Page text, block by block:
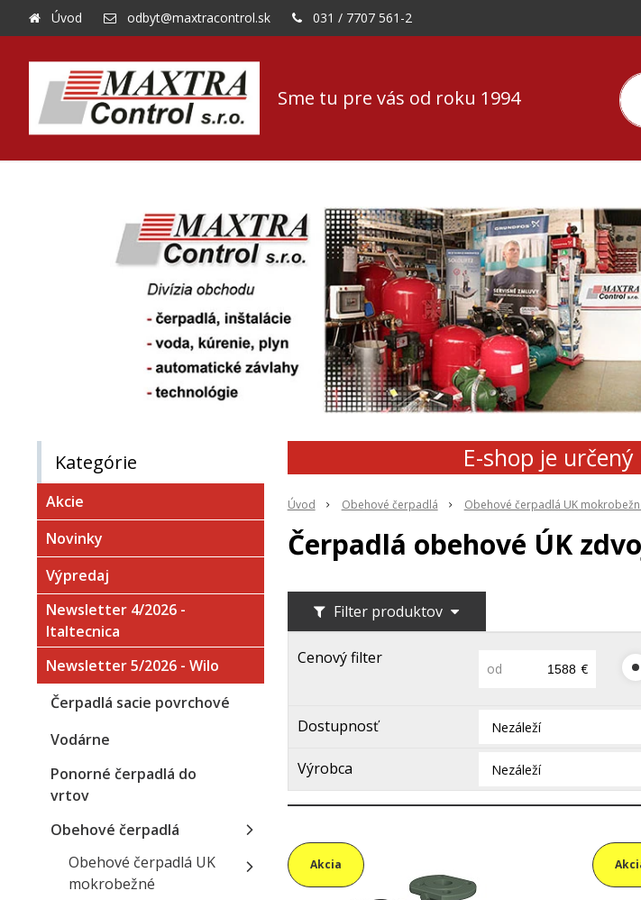
Sme tu pre vás od roku 1994
Úvod odbyt@maxtracontrol.sk 031 / 7707 561-2
E-shop je
Úvod Obehové čerpadlá Obehové čerpadlá UK
Čerpadlá obehové ÚK
Filter produktov
Cenový filter
od €
Dostupnosť Nezáleží
Výrobca Nezáleží
Akcia
Kategórie
Akcie
Novinky
Výpredaj
Newsletter 4/2026 -
Italtecnica
Newsletter 5/2026 - Wilo
Čerpadlá sacie povrchové
Vodárne
Ponorné čerpadlá do
vrtov
Obehové čerpadlá
Obehové čerpadlá UK
mokrobežné